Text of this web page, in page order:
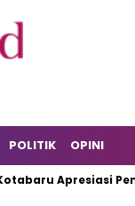
POLITIK OPINI
Pengabdian